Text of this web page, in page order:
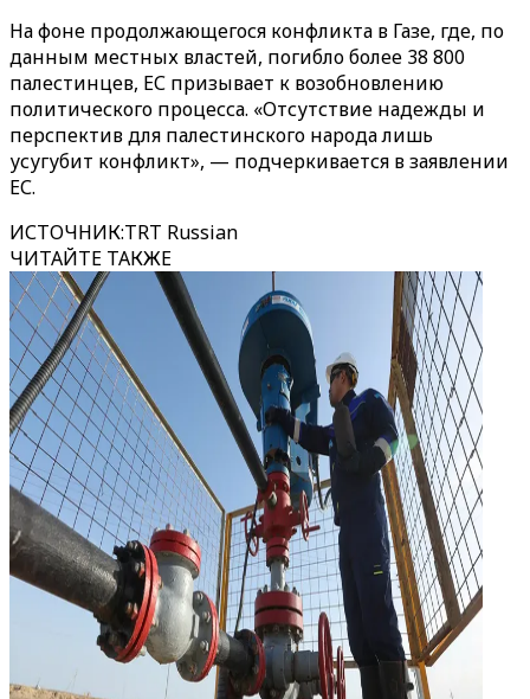
На фоне продолжающегося конфликта в Газе, где, по
данным местных властей, погибло более 38 800
палестинцев, ЕС призывает к возобновлению
политического процесса. «Отсутствие надежды и
перспектив для палестинского народа лишь
усугубит конфликт», — подчеркивается в заявлении
ЕС.
ИСТОЧНИК:TRT Russian
ЧИТАЙТЕ ТАКЖЕ